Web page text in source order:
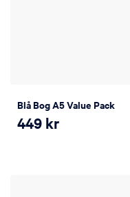
Blå Bog A5 Value Pack
449 kr